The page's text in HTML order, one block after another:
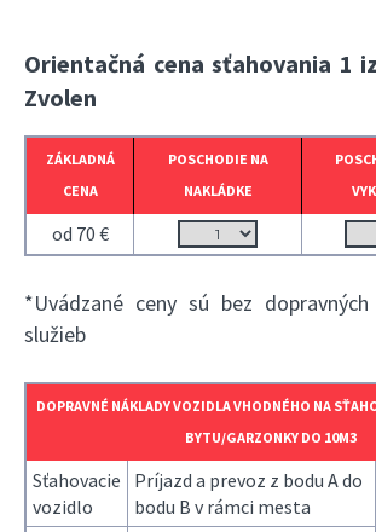
Orientačná cena sťahovania 1
Zvolen
ZÁKLADNÁ
CENA
POSCHODIE NA
NAKLÁDKE
od 70 €
*Uvádzané ceny sú bez
služieb
DOPRAVNÉ NÁKLADY VOZIDLA VHODNÉHO NA
BYTU/GARZONKY DO 10M3
Sťahovacie
vozidlo
Príjazd a prevoz z bodu A do
bodu B v rámci mesta